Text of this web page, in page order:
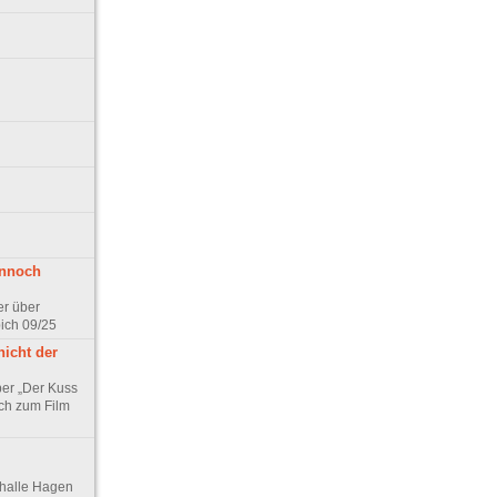
über
09/25
der
„Der Kuss
zum Film
Hagen